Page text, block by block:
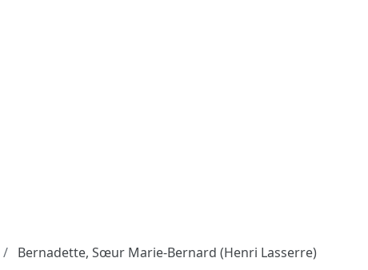
Bernadette, Sœur Marie-Bernard (Henri Lasserre)